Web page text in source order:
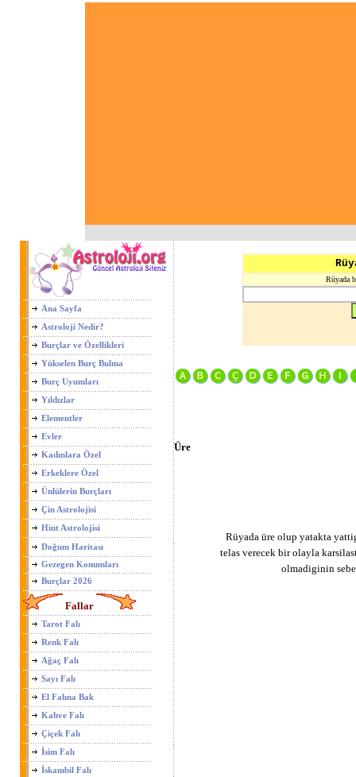
Ana Sayfa
Astroloji Nedir?
Burçlar ve Özellikleri
Yükselen Burç Bulma
Burç Uyumları
Yıldızlar
Elementler
Evler
Kadınlara Özel
Erkeklere Özel
Ünlülerin Burçları
Çin Astrolojisi
Hint Astrolojisi
Doğum Haritası
Gezegen Konumları
Burçlar 2026
Fallar
Tarot Falı
Renk Falı
Ağaç Falı
Sayı Falı
El Falına Bak
Kahve Falı
Çiçek Falı
İsim Falı
İskambil Falı
Rüyada
Üre
Rüyada üre olup yatakta
telas verecek bir olayla
olmadiginin